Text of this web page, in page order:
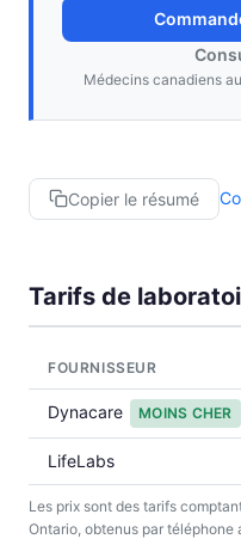
Médecins canadiens
Copier le résumé
Tarifs de
FOURNISSEUR
Dynacare MOINS CHER
LifeLabs
Les prix sont des tarifs
Ontario, obtenus par téléphone